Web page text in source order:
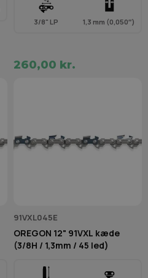
3/8" LP 1,3 mm (0,050″)
260,00 kr.
91VXL045E
OREGON 12" 91VXL kæde
(3/8H / 1,3mm / 45 led)